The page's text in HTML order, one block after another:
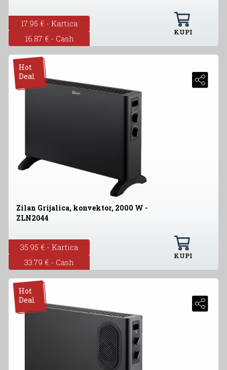
17.95 € - Kartica
16.87 € - Cash
KUPI
Hot
Deal
Zilan Grijalica, konvektor, 2000 W -
ZLN2044
35.95 € - Kartica
33.79 € - Cash
KUPI
Hot
Deal